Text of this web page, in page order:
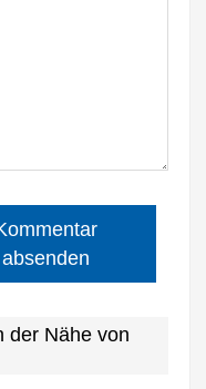
absenden
der Nähe von